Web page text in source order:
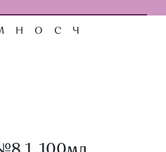
Н О С Ч